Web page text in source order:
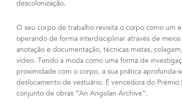
descolonização.
O seu corpo de trabalho revisita o corpo como um
operando de forma interdisciplinar através de
anotação e documentação, técnicas mistas,
vídeo. Tendo a moda como uma forma de
proximidade com o corpo, a sua prática aprofunda-
deslocamento de vestuário. É vencedora do Prémio
conjunto de obras “An Angolan Archive”.